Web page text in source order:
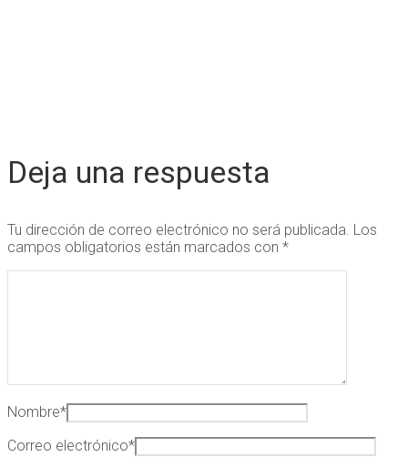
Deja una respuesta
Tu dirección de correo electrónico no será publicada. Los
campos obligatorios están marcados con *
Nombre*
Correo electrónico*